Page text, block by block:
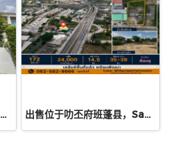
12莱86.6平方米的土地，位于罗勇府Mueang县Choeng Noen区，宽度120×227米，3边紧邻道路 出售位于叻丕府班蓬县，Saeng Chuto路旁，近Big C超市和Lotus Ban Pong餐厅（约800米）的土地。| 商业用地 | 班蓬县发展潜力巨大。